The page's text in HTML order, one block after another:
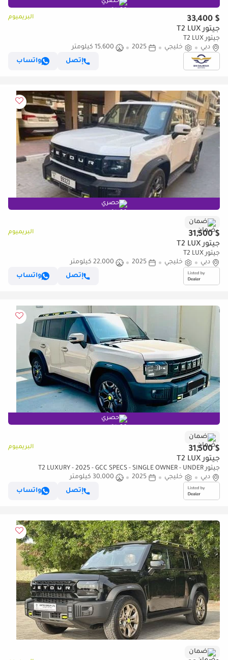
$ 33,400 البريميوم
جيتور T2 LUX
جيتور T2 LUX
دبي
خليجي 2025
15,600 كيلومتر
إتصل
واتساب
حصري
ضمان
$ 31,500 البريميوم
جيتور T2 LUX
جيتور T2 LUX
دبي
خليجي 2025
22,000 كيلومتر
إتصل
واتساب
حصري
ضمان
$ 31,500 البريميوم
جيتور T2 LUX
جيتور T2 LUXURY - 2025 - GCC SPECS - SINGLE OWNER - UNDER
WARRANTY & SERVICE CONTRACT FROM AGENCY
دبي خليجي 2025
30,000 كيلومتر
إتصل
واتساب
ضمان